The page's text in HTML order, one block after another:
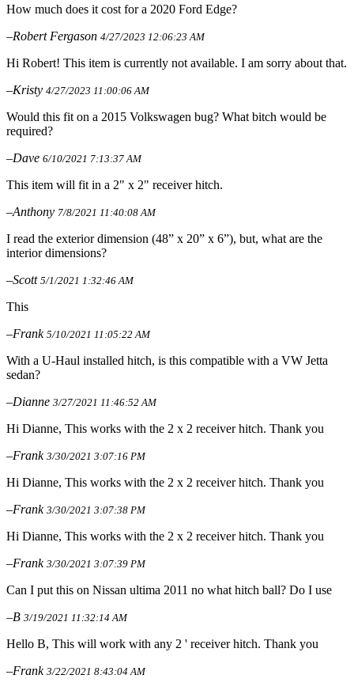
How much does it cost for a 2020 Ford Edge?
–Robert Fergason 4/27/2023 12:06:23 AM
Hi Robert! This item is currently not available. I am sorry about that.
–Kristy 4/27/2023 11:00:06 AM
Would this fit on a 2015 Volkswagen bug? What bitch would be
required?
–Dave 6/10/2021 7:13:37 AM
This item will fit in a 2" x 2" receiver hitch.
–Anthony 7/8/2021 11:40:08 AM
I read the exterior dimension (48” x 20” x 6”), but, what are the
interior dimensions?
–Scott 5/1/2021 1:32:46 AM
This
–Frank 5/10/2021 11:05:22 AM
With a U-Haul installed hitch, is this compatible with a VW Jetta
sedan?
–Dianne 3/27/2021 11:46:52 AM
Hi Dianne, This works with the 2 x 2 receiver hitch. Thank you
–Frank 3/30/2021 3:07:16 PM
Hi Dianne, This works with the 2 x 2 receiver hitch. Thank you
–Frank 3/30/2021 3:07:38 PM
Hi Dianne, This works with the 2 x 2 receiver hitch. Thank you
–Frank 3/30/2021 3:07:39 PM
Can I put this on Nissan ultima 2011 no what hitch ball? Do I use
–B 3/19/2021 11:32:14 AM
Hello B, This will work with any 2 ' receiver hitch. Thank you
–Frank 3/22/2021 8:43:04 AM